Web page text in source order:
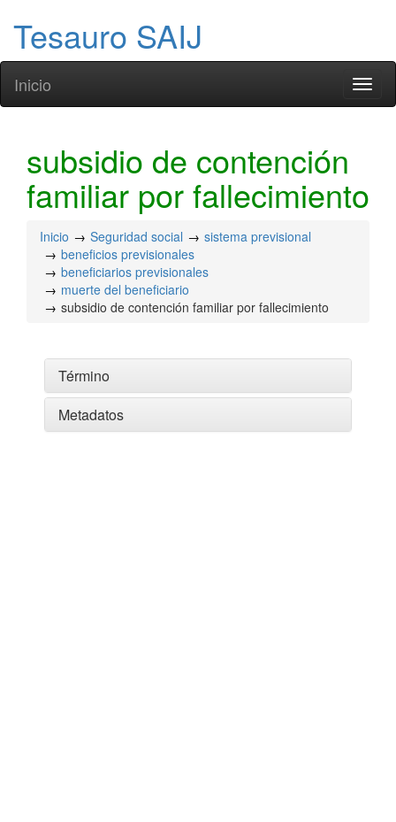
Tesauro SAIJ
Inicio
subsidio de contención
familiar por fallecimiento
Inicio Seguridad social
sistema previsional
beneficios previsionales
beneficiarios previsionales
muerte del beneficiario
subsidio de contención familiar por fallecimiento
Término
Metadatos